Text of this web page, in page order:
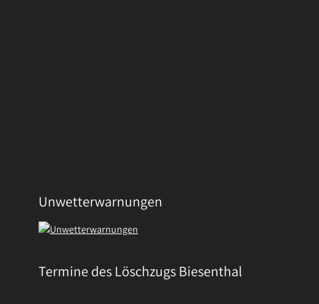
Unwetterwarnungen
Termine des Löschzugs Biesenthal